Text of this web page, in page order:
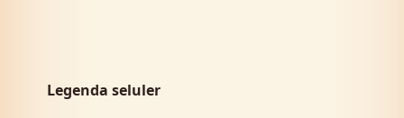
Legenda seluler